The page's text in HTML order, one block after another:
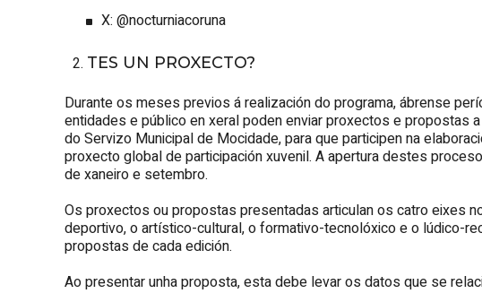
X: @nocturniacoruna
TES UN PROXECTO?
Durante os meses previos á realización do programa, ábrense
entidades e público en xeral poden enviar proxectos e propostas
do Servizo Municipal de Mocidade, para que participen na
proxecto global de participación xuvenil. A apertura destes
de xaneiro e setembro.
Os proxectos ou propostas presentadas articulan os catro eixes
deportivo, o artístico-cultural, o formativo-tecnolóxico e o lúdico-
propostas de cada edición.
Ao presentar unha proposta, esta debe levar os datos que se